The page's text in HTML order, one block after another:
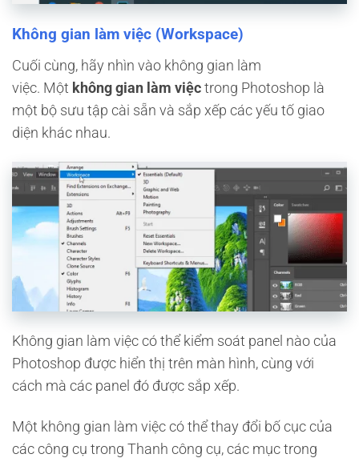
Không gian làm việc (Workspace)
Cuối cùng, hãy nhìn vào không gian làm
việc. Một không gian làm việc trong Photoshop là
một bộ sưu tập cài sẵn và sắp xếp các yếu tố giao
diện khác nhau.
Không gian làm việc có thể kiểm soát panel nào của
Photoshop được hiển thị trên màn hình, cùng với
cách mà các panel đó được sắp xếp.
Một không gian làm việc có thể thay đổi bố cục của
các công cụ trong Thanh công cụ, các mục trong